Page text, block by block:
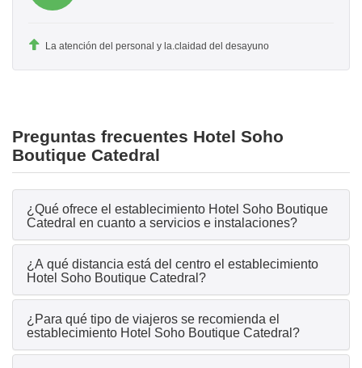
La atención del personal y la.claidad del desayuno
Preguntas frecuentes Hotel Soho
Boutique Catedral
¿Qué ofrece el establecimiento Hotel Soho Boutique
Catedral en cuanto a servicios e instalaciones?
¿A qué distancia está del centro el establecimiento
Hotel Soho Boutique Catedral?
¿Para qué tipo de viajeros se recomienda el
establecimiento Hotel Soho Boutique Catedral?